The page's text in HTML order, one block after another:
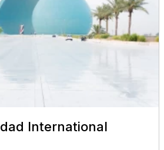
International